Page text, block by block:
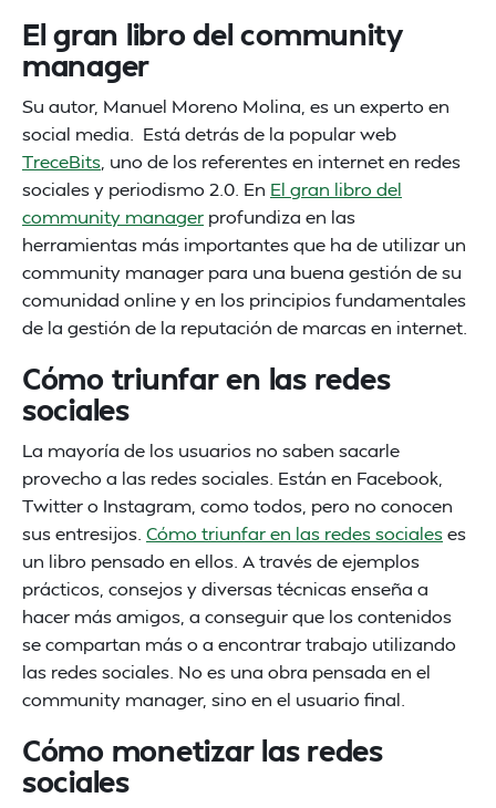
El gran libro del community
manager
Su autor, Manuel Moreno Molina, es un experto en
social media. Está detrás de la popular web
TreceBits , uno de los referentes en internet en redes
sociales y periodismo 2.0. En El gran libro del
community manager profundiza en las
herramientas más importantes que ha de utilizar un
community manager para una buena gestión de su
comunidad online y en los principios fundamentales
de la gestión de la reputación de marcas en internet.
Cómo triunfar en las redes
sociales
La mayoría de los usuarios no saben sacarle
provecho a las redes sociales. Están en Facebook,
Twitter o Instagram, como todos, pero no conocen
sus entresijos. Cómo triunfar en las redes socialeses
un libro pensado en ellos. A través de ejemplos
prácticos, consejos y diversas técnicas enseña a
hacer más amigos, a conseguir que los contenidos
se compartan más o a encontrar trabajo utilizando
las redes sociales. No es una obra pensada en el
community manager, sino en el usuario final.
Cómo monetizar las redes
sociales